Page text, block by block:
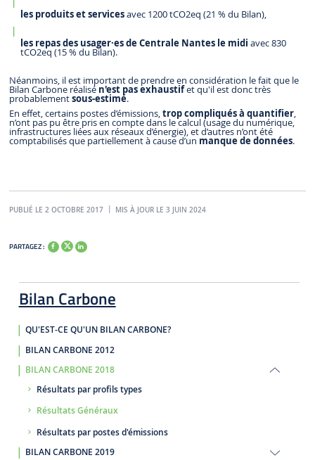
Bilan Carbone
QU'EST-CE QU'UN BILAN CARBONE?
BILAN CARBONE 2012
BILAN CARBONE 2018
Résultats par profils types
Résultats Généraux
Résultats par postes d'émissions
BILAN CARBONE 2019
les produits et servicesavec 1200 tCO2eq (21 % du Bilan),
les repas des usager·es de Centrale Nantes le midi avec 830
tCO2eq (15 % du Bilan).
Néanmoins, il est important de prendre en considération le fait que le
Bilan Carbone réalisé n'est pas exhaustifet qu'il est donc très
probablementsous-estimé.
En effet, certains postes d’émissions,trop compliqués à quantifier,
n’ont pas pu être pris en compte dans le calcul (usage du numérique,
infrastructures liées aux réseaux d’énergie), et d’autres n’ont été
comptabilisés que partiellement à cause d’un manque de données.
PUBLIÉ LE 2 OCTOBRE 2017 MIS À JOUR LE 3 JUIN 2024
PARTAGEZ :